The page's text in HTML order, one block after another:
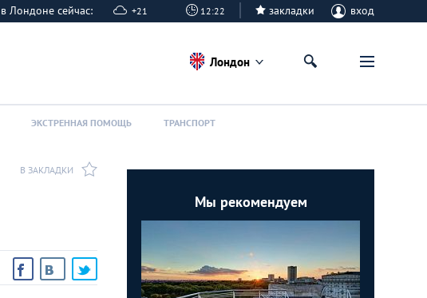
в Лондоне сейчас: +21 12:22 закладки вход
Лондон
ЭКСТРЕННАЯ ПОМОЩЬ ТРАНСПОРТ
В ЗАКЛАДКИ
Мы рекомендуем